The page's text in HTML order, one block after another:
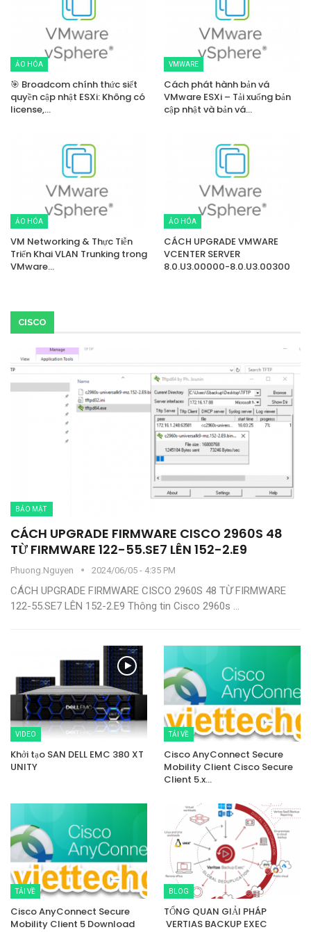
ẢO HÓA
🎯 Broadcom chính thức siết
quyền cập nhật ESXi: Không có
license,…
VMWARE
Cách phát hành bản vá
VMware ESXi – Tải xuống bản
cập nhật và bản vá…
ẢO HÓA
VM Networking & Thực Tiễn
Triển Khai VLAN Trunking trong
VMware…
ẢO HÓA
CÁCH UPGRADE VMWARE
VCENTER SERVER
8.0.U3.00000-8.0.U3.00300
CISCO
BẢO MẬT
CÁCH UPGRADE FIRMWARE CISCO 2960S 48
TỪ FIRMWARE 122-55.SE7 LÊN 152-2.E9
Phuong.nguyen 2024/06/05 - 4:35 PM
CÁCH UPGRADE FIRMWARE CISCO 2960S 48 TỪ FIRMWARE
122-55.SE7 LÊN 152-2.E9 Thông tin Cisco 2960s …
VIDEO
Khởi tạo SAN DELL EMC 380 XT
UNITY
TẢI VỀ
Cisco AnyConnect Secure
Mobility Client Cisco Secure
Client 5.x…
TẢI VỀ
Cisco AnyConnect Secure
Mobility Client 5 Download
BLOG
TỔNG QUAN GIẢI PHÁP
VERTIAS BACKUP EXEC